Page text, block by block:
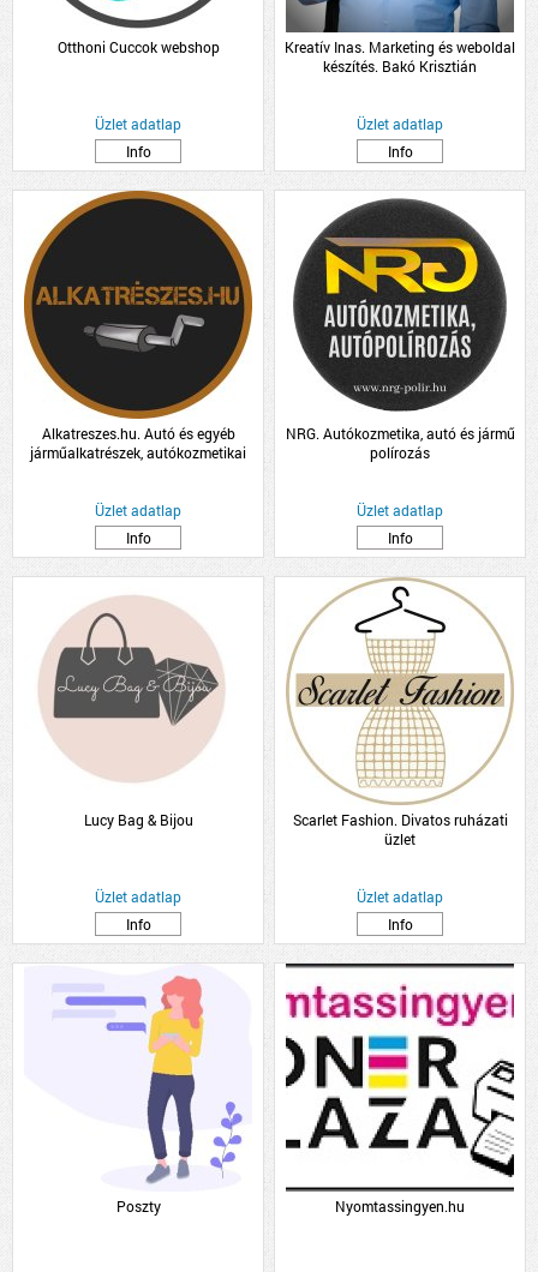
Otthoni Cuccok webshop
Üzlet adatlap
Info
Kreatív Inas. Marketing és weboldal
készítés. Bakó Krisztián
Üzlet adatlap
Info
Alkatreszes.hu. Autó és egyéb
járműalkatrészek, autókozmetikai
Üzlet adatlap
Info
NRG. Autókozmetika, autó és jármű
polírozás
Üzlet adatlap
Info
Lucy Bag & Bijou
Üzlet adatlap
Info
Scarlet Fashion. Divatos ruházati
üzlet
Üzlet adatlap
Info
Poszty Nyomtassingyen.hu